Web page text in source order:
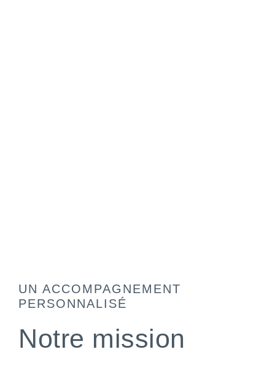
UN ACCOMPAGNEMENT
PERSONNALISÉ
Notre mission